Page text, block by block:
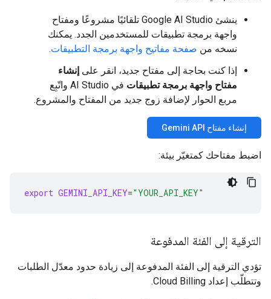
ينشئ Google AI Studio تلقائيًا مشروعًا ومفتاح
واجهة برمجة تطبيقات للمستخدمين الجدد. يمكنك
نسخه من صفحة مفاتيح واجهة برمجة التطبيقات.
إذا كنت بحاجة إلى مفتاح جديد، انقر على إنشاء
مفتاح واجهة برمجة تطبيقات
في AI Studio واتّبِع
مربع الحوار لإضافة زوج جديد من المفتاح والمشروع.
إنشاء مفتاح Gemini API
اضبط مفتاحك كمتغيّر بيئة:
export GEMINI_API_KEY="YOUR_API_KEY"
الترقية إلى الفئة المدفوعة
تؤدي الترقية إلى الفئة المدفوعة إلى زيادة حدود معدّل الطلبات
وتتطلّب إعداد Cloud Billing.